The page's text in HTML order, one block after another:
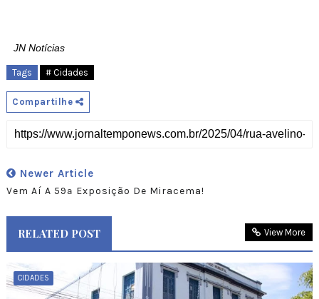
JN Notícias
Tags # Cidades
Compartilhe
Newer Article
Vem Aí A 59ª Exposição De Miracema!
RELATED POST View More
CIDADES